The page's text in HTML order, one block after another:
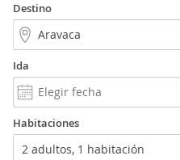
Destino
Ida
Habitaciones